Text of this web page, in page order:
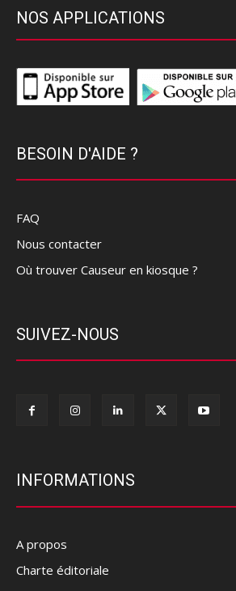
NOS APPLICATIONS
BESOIN D'AIDE ?
FAQ
Nous contacter
Où trouver Causeur en kiosque ?
SUIVEZ-NOUS
INFORMATIONS
A propos
Charte éditoriale